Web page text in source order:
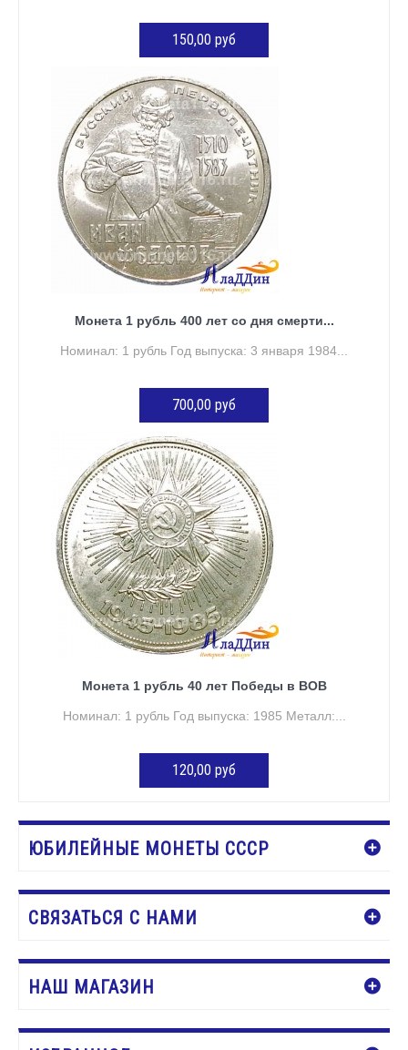
150,00 руб
ДОБАВИТЬ В КОРЗИНУ
Монета 1 рубль 400 лет со дня смерти...
Номинал: 1 рубль Год выпуска: 3 января 1984...
700,00 руб
ДОБАВИТЬ В КОРЗИНУ
Монета 1 рубль 40 лет Победы в ВОВ
Номинал: 1 рубль Год выпуска: 1985 Металл:...
120,00 руб
ЮБИЛЕЙНЫЕ МОНЕТЫ СССР
СВЯЗАТЬСЯ С НАМИ
НАШ МАГАЗИН